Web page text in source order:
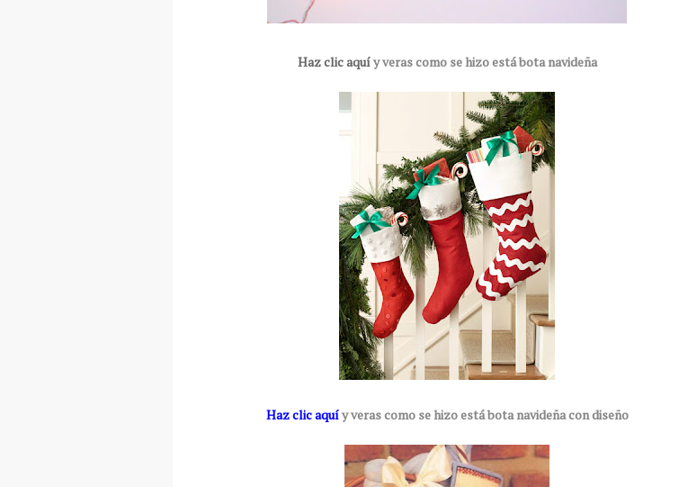
Haz clic aquíy veras como se hizo está bota navideña
Haz clic aquíy veras como se hizo está bota navideña con diseño